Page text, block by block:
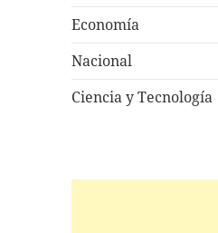
Economía
Nacional
Ciencia y Tecnología